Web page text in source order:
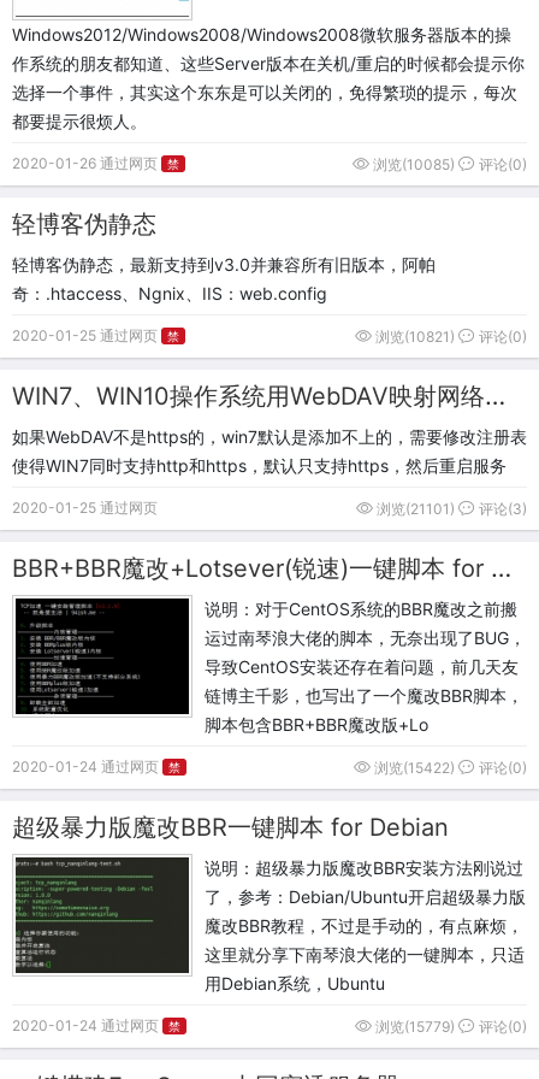
Windows2012/Windows2008/Windows2008微软服务器版本的操
作系统的朋友都知道、这些Server版本在关机/重启的时候都会提示你
选择一个事件，其实这个东东是可以关闭的，免得繁琐的提示，每次
都要提示很烦人。
2020-01-26 通过网页 禁 浏览(10085) 评论(0)
轻博客伪静态
轻博客伪静态，最新支持到v3.0并兼容所有旧版本，阿帕
奇：.htaccess、Ngnix、IIS：web.config
2020-01-25 通过网页 禁 浏览(10821) 评论(0)
WIN7、WIN10操作系统用WebDAV映射网络驱动器
如果WebDAV不是https的，win7默认是添加不上的，需要修改注册表
使得WIN7同时支持http和https，默认只支持https，然后重启服务
2020-01-25 通过网页 浏览(21101) 评论(3)
BBR+BBR魔改+Lotsever(锐速)一键脚本 for Centos/Debian/Ubuntu
说明：对于CentOS系统的BBR魔改之前搬
运过南琴浪大佬的脚本，无奈出现了BUG，
导致CentOS安装还存在着问题，前几天友
链博主千影，也写出了一个魔改BBR脚本，
脚本包含BBR+BBR魔改版+Lo
2020-01-24 通过网页 禁 浏览(15422) 评论(0)
超级暴力版魔改BBR一键脚本 for Debian
说明：超级暴力版魔改BBR安装方法刚说过
了，参考：Debian/Ubuntu开启超级暴力版
魔改BBR教程，不过是手动的，有点麻烦，
这里就分享下南琴浪大佬的一键脚本，只适
用Debian系统，Ubuntu
2020-01-24 通过网页 禁 浏览(15779) 评论(0)